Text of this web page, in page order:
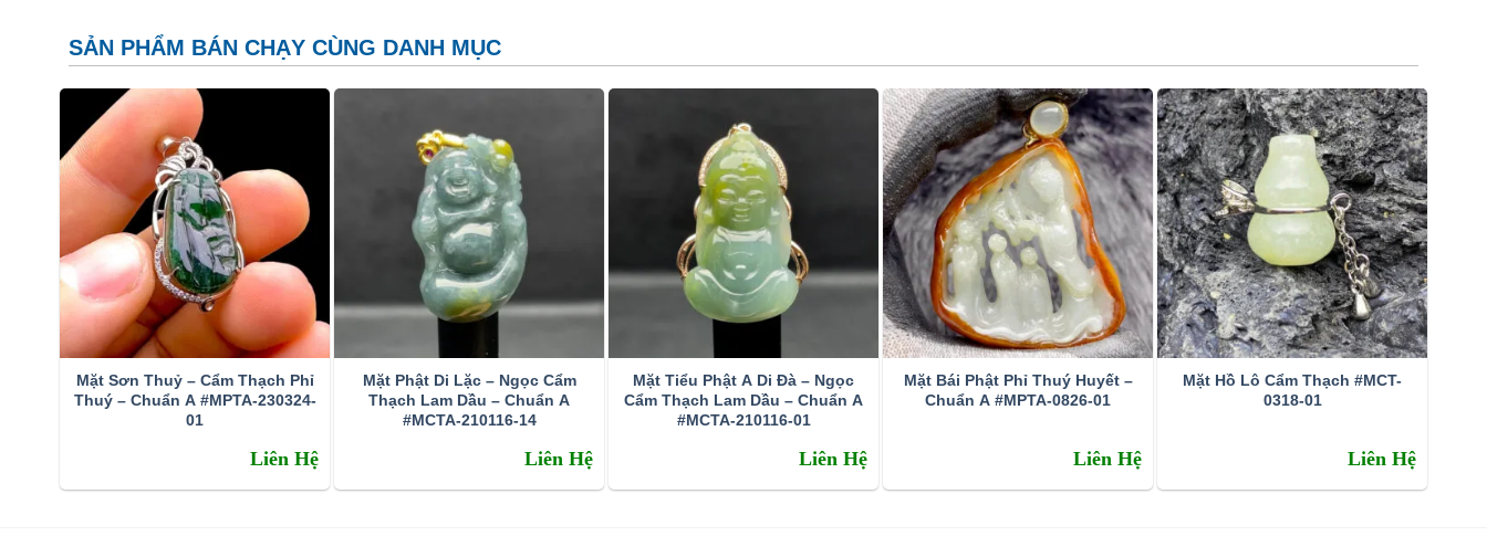
Sau khi tẩy rửa các tạp chất màu tối dính trên bề mặt, người ta phủ keo (một loại nhựa tổng hợp không màu hoặc
có màu phớt lục nhạt) lên bề mặt và lấp vào trong các vi lỗ rỗng, khe nứt của cẩm thạch. Đây là phương pháp
thông dụng giúp cho đá bền hơn và tăng độ bóng và bảo vệ bề mặt. Hầu hết các đá cẩm thạch trên thị trường đều
phủ một lớp keo cực mỏng và mọi người đều chấp nhận sự xử lý này.
Xử lý tẩm màulà phủ một màu nhân tạo lên bề mặt đá cẩm thạch, phương pháp này chỉ sử dụng cho các đá màu
xấu hay màu nhợt nhạt, làm cho chúng có màu đẹp hơn và dễ bán hơn. Màu tẩm thường là màu lục, đôi khi màu
tím nhạt hoặc cam nhạt… Diện tích tẩm màu cũng thay đổi: tẩm toàn bộ bề mặt viên đá, tẩm một phần, tẩm theo
dạng đốm.
Jade có thể được phân biệt với các vật liệu tương tự khác bởi độ cứng và mật độ của nó. Có rất nhiều vật liệu
khác được gian lận bán như là Cẩm thạch và rất khó để xác định Cẩm thạch bởi ngoại hình. Phương pháp đáng
tin cậy nhất để xác định Cẩm thạch từ các chất khác là bằng cách kiểm tra lực hấp dẫn cụ thể của nó. Một bài
kiểm tra đơn giản để phân biệt Jadeite từ Nephrite là thử nghiệm chuông. Nephrite phát ra âm thanh khi nó bị
đánh, trong khi đó Jadeite thì không.
Huyền thoại về sức mạnh chữa bệnh siêu hình của đá Cẩm thạch
SẢN PHẨM BÁN CHẠY CÙNG DANH MỤC
Mặt Sơn Thuỷ – Cẩm Thạch Phỉ
Thuý – Chuẩn A #MPTA-230324-
01
Liên Hệ
Mặt Phật Di Lặc – Ngọc Cẩm
Thạch Lam Dầu – Chuẩn A
#MCTA-210116-14
Liên Hệ
Mặt Tiểu Phật A Di Đà – Ngọc
Cẩm Thạch Lam Dầu – Chuẩn A
#MCTA-210116-01
Liên Hệ
Mặt Bái Phật Phỉ Thuý Huyết –
Chuẩn A #MPTA-0826-01
Liên Hệ
Mặt Hồ Lô Cẩm Thạch #MCT-
0318-01
Liên Hệ